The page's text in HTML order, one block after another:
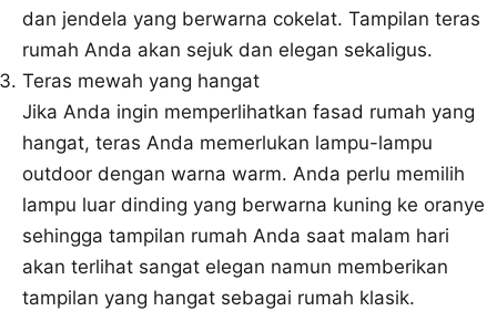
dan jendela yang berwarna cokelat. Tampilan teras
rumah Anda akan sejuk dan elegan sekaligus.
Teras mewah yang hangat
Jika Anda ingin memperlihatkan fasad rumah yang
hangat, teras Anda memerlukan lampu-lampu
outdoor dengan warna warm. Anda perlu memilih
lampu luar dinding yang berwarna kuning ke oranye
sehingga tampilan rumah Anda saat malam hari
akan terlihat sangat elegan namun memberikan
tampilan yang hangat sebagai rumah klasik.